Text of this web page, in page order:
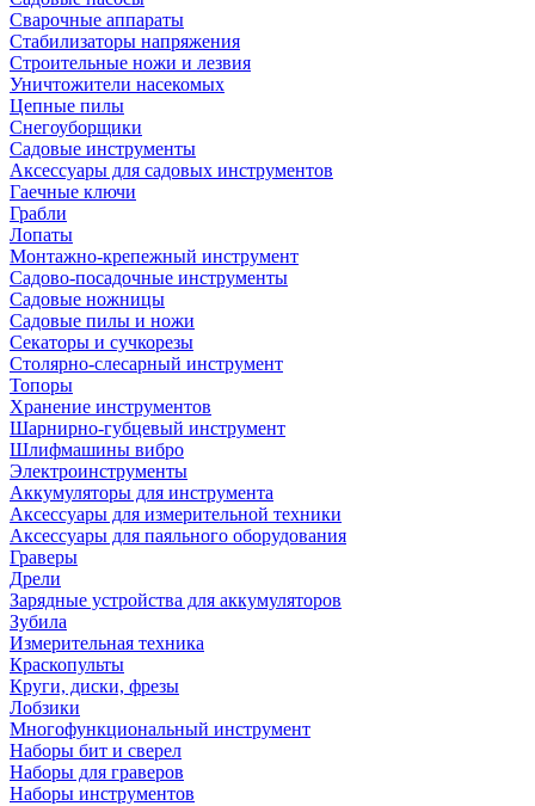
Сварочные аппараты
Стабилизаторы напряжения
Строительные ножи и лезвия
Уничтожители насекомых
Цепные пилы
Снегоуборщики
Садовые инструменты
Аксессуары для садовых инструментов
Гаечные ключи
Грабли
Лопаты
Монтажно-крепежный инструмент
Садово-посадочные инструменты
Садовые ножницы
Садовые пилы и ножи
Секаторы и сучкорезы
Столярно-слесарный инструмент
Топоры
Хранение инструментов
Шарнирно-губцевый инструмент
Шлифмашины вибро
Электроинструменты
Аккумуляторы для инструмента
Аксессуары для измерительной техники
Аксессуары для паяльного оборудования
Граверы
Дрели
Зарядные устройства для аккумуляторов
Зубила
Измерительная техника
Краскопульты
Круги, диски, фрезы
Лобзики
Многофункциональный инструмент
Наборы бит и сверел
Наборы для граверов
Наборы инструментов